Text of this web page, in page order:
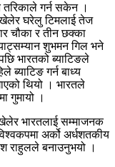
गर्न सकेन ।
खेलेर घरेलु टिमलाई तेज
चौका र तीन छक्का
शुभमन गिल भने
भारतको ब्याटिङले
ब्याटिङ गर्न बाध्य
थियो । भारतले
गुमायो ।
भारतलाई सम्माजनक
अर्को अर्धशतकीय
राहुलले बनाउनुभयो ।